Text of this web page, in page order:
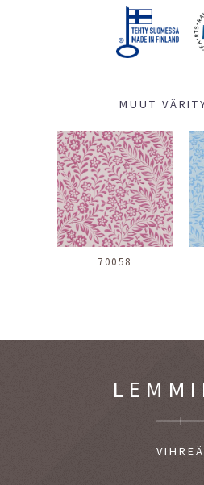
MUUT
70058
VIHREÄ